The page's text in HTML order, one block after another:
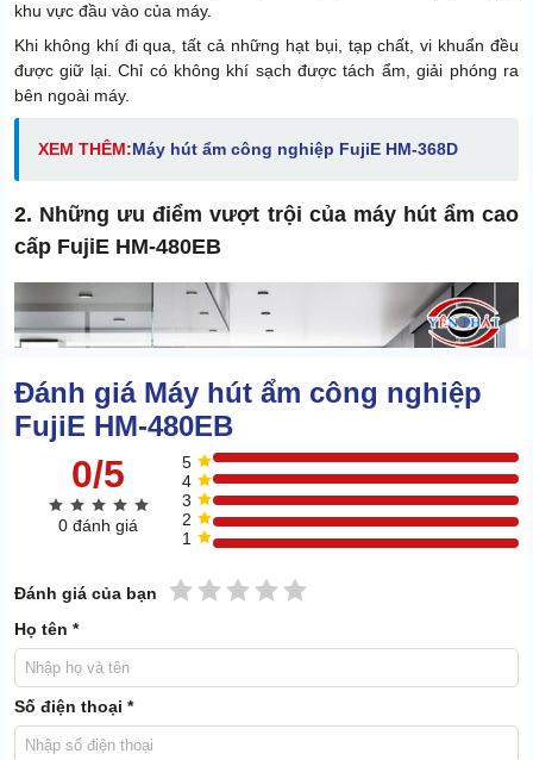
khu vực đầu vào của máy.
Khi không khí đi qua, tất cả những hạt bụi, tạp chất, vi khuẩn đều
được giữ lại. Chỉ có không khí sạch được tách ẩm, giải phóng ra
bên ngoài máy.
XEM THÊM:Máy hút ẩm công nghiệp FujiE HM-368D
2. Những ưu điểm vượt trội của máy hút ẩm cao
cấp FujiE HM-480EB
Công suất hút ẩm cao vượt trội - 480l/ngày
Đánh giá Máy hút ẩm công nghiệp
FujiE HM-480EB
0/5
0 đánh giá
5
4
3
2
1
Đánh giá của bạn 5 sao
4 sao
3 sao
2 sao
1 sao
Họ tên *
Số điện thoại *